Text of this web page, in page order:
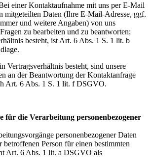
einer Kontaktaufnahme mit uns per E-Mail
mitgeteilten Daten (Ihre E-Mail-Adresse, ggf.
und weitere Angaben) von uns
zu bearbeiten und zu beantworten;
besteht, ist Art. 6 Abs. 1 S. 1 lit. b
Vertragsverhältnis besteht, sind unsere
an der Beantwortung der Kontaktanfrage
Art. 6 Abs. 1 S. 1 lit. f DSGVO.
für die Verarbeitung personenbezogener
personenbezogener Daten
Person für einen bestimmten
Art. 6 Abs. 1 lit. a DSGVO als